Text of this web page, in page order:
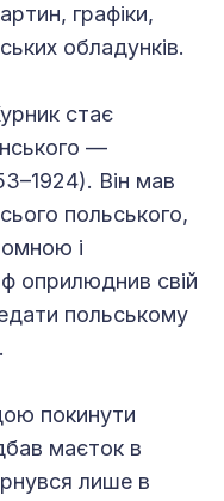
графіки,
обладунків.
стає
—
Він мав
польського,
і
оприлюднив свій
польському
покинути
маєток в
лише в